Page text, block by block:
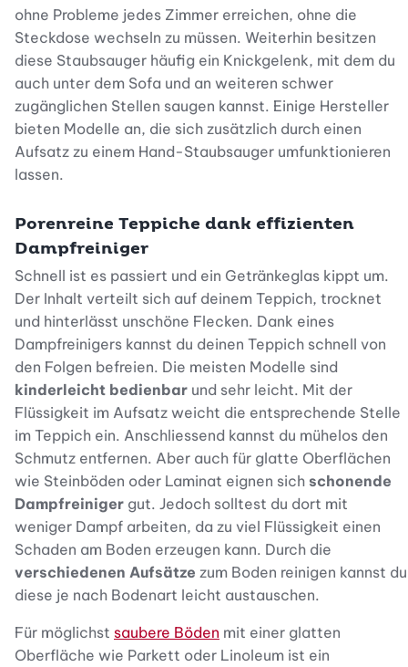
ohne Probleme jedes Zimmer erreichen, ohne die
Steckdose wechseln zu müssen. Weiterhin besitzen
diese Staubsauger häufig ein Knickgelenk, mit dem du
auch unter dem Sofa und an weiteren schwer
zugänglichen Stellen saugen kannst. Einige Hersteller
bieten Modelle an, die sich zusätzlich durch einen
Aufsatz zu einem Hand-Staubsauger umfunktionieren
lassen.
Porenreine Teppiche dank effizienten
Dampfreiniger
Schnell ist es passiert und ein Getränkeglas kippt um.
Der Inhalt verteilt sich auf deinem Teppich, trocknet
und hinterlässt unschöne Flecken. Dank eines
Dampfreinigers kannst du deinen Teppich schnell von
den Folgen befreien. Die meisten Modelle sind
kinderleicht bedienbar und sehr leicht. Mit der
Flüssigkeit im Aufsatz weicht die entsprechende Stelle
im Teppich ein. Anschliessend kannst du mühelos den
Schmutz entfernen. Aber auch für glatte Oberflächen
wie Steinböden oder Laminat eignen sich schonende
Dampfreiniger gut. Jedoch solltest du dort mit
weniger Dampf arbeiten, da zu viel Flüssigkeit einen
Schaden am Boden erzeugen kann. Durch die
verschiedenen Aufsätze zum Boden reinigen kannst du
diese je nach Bodenart leicht austauschen.
Für möglichst saubere Böden mit einer glatten
Oberfläche wie Parkett oder Linoleum ist ein